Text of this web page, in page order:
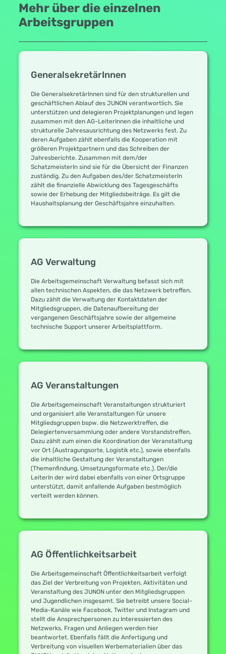
Mehr über die einzelnen
Arbeitsgruppen
GeneralsekretärInnen
Die GeneralsekretärInnen sind für den strukturellen und
geschäftlichen Ablauf des JUNON verantwortlich. Sie
unterstützen und delegieren Projektplanungen und legen
zusammen mit den AG-LeiterInnen die inhaltliche und
strukturelle Jahresausrichtung des Netzwerks fest. Zu
deren Aufgaben zählt ebenfalls die Kooperation mit
größeren Projektpartnern und das Schreiben der
Jahresberichte. Zusammen mit dem/der
SchatzmeisterIn sind sie für die Übersicht der Finanzen
zuständig. Zu den Aufgaben des/der SchatzmeisterIn
zählt die finanzielle Abwicklung des Tagesgeschäfts
sowie der Erhebung der Mitgliedsbeiträge. Es gilt die
Haushaltsplanung der Geschäftsjahre einzuhalten.
AG Verwaltung
Die Arbeitsgemeinschaft Verwaltung befasst sich mit
allen technischen Aspekten, die das Netzwerk betreffen.
Dazu zählt die Verwaltung der Kontaktdaten der
Mitgliedsgruppen, die Datenaufbereitung der
vergangenen Geschäftsjahre sowie der allgemeine
technische Support unserer Arbeitsplattform.
AG Veranstaltungen
Die Arbeitsgemeinschaft Veranstaltungen strukturiert
und organisiert alle Veranstaltungen für unsere
Mitgliedsgruppen bspw. die Netzwerktreffen, die
Delegiertenversammlung oder andere Vorstandstreffen.
Dazu zählt zum einen die Koordination der Veranstaltung
vor Ort (Austragungsorte, Logistik etc.), sowie ebenfalls
die inhaltliche Gestaltung der Veranstaltungen
(Themenfindung, Umsetzungsformate etc.). Der/die
LeiterIn der wird dabei ebenfalls von einer Ortsgruppe
unterstützt, damit anfallende Aufgaben bestmöglich
verteilt werden können.
AG Öffentlichkeitsarbeit
Die Arbeitsgemeinschaft Öffentlichkeitsarbeit verfolgt
das Ziel der Verbreitung von Projekten, Aktivitäten und
Veranstaltung des JUNON unter den Mitgliedsgruppen
und Jugendlichen insgesamt. Sie betreibt unsere Social-
Media-Kanäle wie Facebook, Twitter und Instagram und
stellt die Ansprechpersonen zu Interessierten des
Netzwerks. Fragen und Anliegen werden hier
beantwortet. Ebenfalls fällt die Anfertigung und
Verbreitung von visuellen Werbematerialien über das